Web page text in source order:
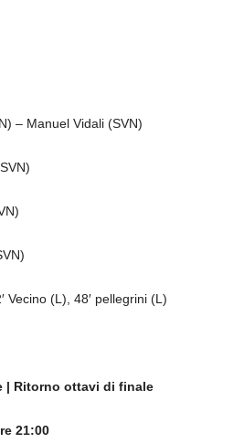
– Manuel Vidali (SVN)
Vecino (L), 48′ pellegrini (L)
| Ritorno ottavi di finale
21:00